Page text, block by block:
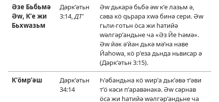
Әзе Бьбьмә
Әԝ, Кʹе жи
Бьхԝазьм
Дәркʹәтьн
3:14,ДТʹ
Әԝ дькарә бьбә әԝ кʹе лазьм ә,
сәва кӧ ԛьрара хԝә бинә сери. Әԝ
гьли-готьн ӧса жи һатийә
ԝәлгәрʹандьне ча «Әз Йе Һәмә».
Әԝ йәк әʹйан дькә мәʹна наве
Йаһоԝа, кӧ рʹеза дьнда ньвисар ә
(Дәркʹәтьн 3:15).
Кʹӧмрʹәш
Дәркʹәтьн
34:14
Һʹәбандьна кӧ ԝирʹа дькʹәвә тʹәви
тʹӧ кәси пʹаравәнакә. Әԝ сәрнав
ӧса жи һатийә ԝәлгәрʹандьне ча